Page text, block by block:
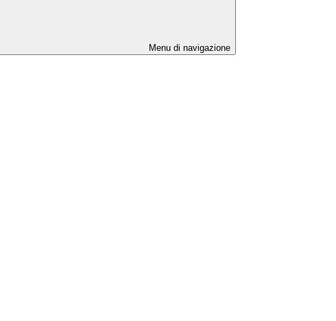
Menu di navigazione